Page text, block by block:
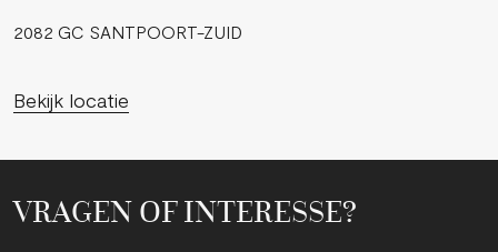
2082 GC SANTPOORT-ZUID
Bekijk locatie
VRAGEN OF INTERESSE?